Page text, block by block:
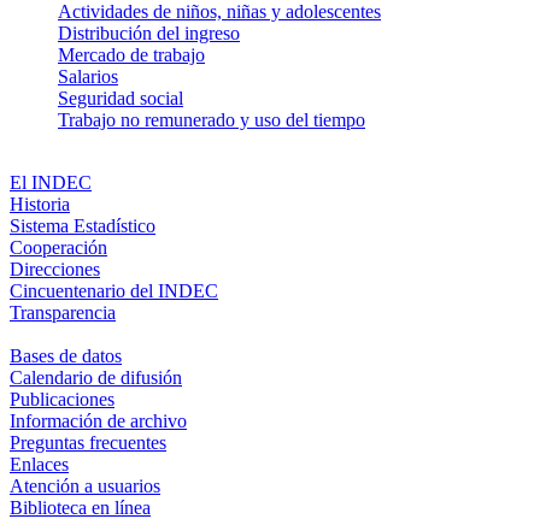
Actividades de niños, niñas y adolescentes
Distribución del ingreso
Mercado de trabajo
Salarios
Seguridad social
Trabajo no remunerado y uso del tiempo
El INDEC
Historia
Sistema Estadístico
Cooperación
Direcciones
Cincuentenario del INDEC
Transparencia
Bases de datos
Calendario de difusión
Publicaciones
Información de archivo
Preguntas frecuentes
Enlaces
Atención a usuarios
Biblioteca en línea